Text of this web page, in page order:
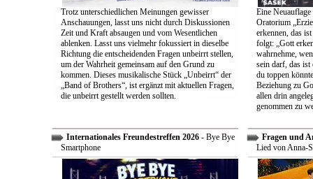
Trotz unterschiedlichen Meinungen gewisser
Anschauungen, lasst uns nicht durch Diskussionen
Zeit und Kraft absaugen und vom Wesentlichen
ablenken. Lasst uns vielmehr fokussiert in dieselbe
Richtung die entscheidenden Fragen unbeirrt stellen,
um der Wahrheit gemeinsam auf den Grund zu
kommen. Dieses musikalische Stück „Unbeirrt“ der
„Band of Brothers“, ist ergänzt mit aktuellen Fragen,
die unbeirrt gestellt werden sollten.
Eine Neuauflage
Oratorium
erkennen, das
folgt: „Gott
wahrnehme,
sein darf, das ist
du toppen
Beziehung zu
allen drin
genommen zu
Internationales Freundestreffen 2026- Bye Bye
Smartphone
Fragen und
Lied von Anna-